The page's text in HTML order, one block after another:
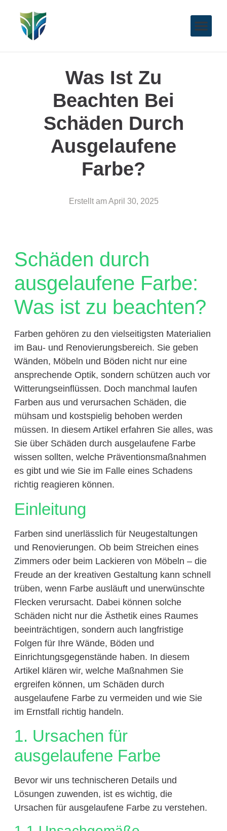
Was Ist Zu
Beachten Bei
Schäden Durch
Ausgelaufene
Farbe?
Erstellt am April 30, 2025
Schäden durch
ausgelaufene Farbe:
Was ist zu beachten?
Farben gehören zu den vielseitigsten Materialien
im Bau- und Renovierungsbereich. Sie geben
Wänden, Möbeln und Böden nicht nur eine
ansprechende Optik, sondern schützen auch vor
Witterungseinflüssen. Doch manchmal laufen
Farben aus und verursachen Schäden, die
mühsam und kostspielig behoben werden
müssen. In diesem Artikel erfahren Sie alles, was
Sie über Schäden durch ausgelaufene Farbe
wissen sollten, welche Präventionsmaßnahmen
es gibt und wie Sie im Falle eines Schadens
richtig reagieren können.
Einleitung
Farben sind unerlässlich für Neugestaltungen
und Renovierungen. Ob beim Streichen eines
Zimmers oder beim Lackieren von Möbeln – die
Freude an der kreativen Gestaltung kann schnell
trüben, wenn Farbe ausläuft und unerwünschte
Flecken verursacht. Dabei können solche
Schäden nicht nur die Ästhetik eines Raumes
beeinträchtigen, sondern auch langfristige
Folgen für Ihre Wände, Böden und
Einrichtungsgegenstände haben. In diesem
Artikel klären wir, welche Maßnahmen Sie
ergreifen können, um Schäden durch
ausgelaufene Farbe zu vermeiden und wie Sie
im Ernstfall richtig handeln.
1. Ursachen für
ausgelaufene Farbe
Bevor wir uns technischeren Details und
Lösungen zuwenden, ist es wichtig, die
Ursachen für ausgelaufene Farbe zu verstehen.